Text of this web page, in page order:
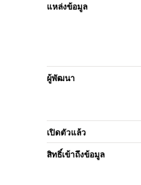
แหล่งข้อมูล
ผู้พัฒนา
เปิดตัวแล้ว
สิทธิ์เข้าถึงข้อมูล